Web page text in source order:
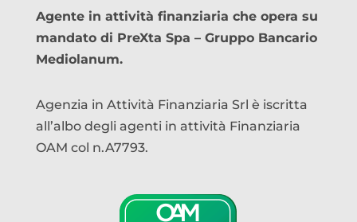
Agente in attività finanziaria che opera su
mandato di PreXta Spa – Gruppo Bancario
Mediolanum.
Agenzia in Attività Finanziaria Srl è iscritta
all’albo degli agenti in attività Finanziaria
OAM col n.A7793.